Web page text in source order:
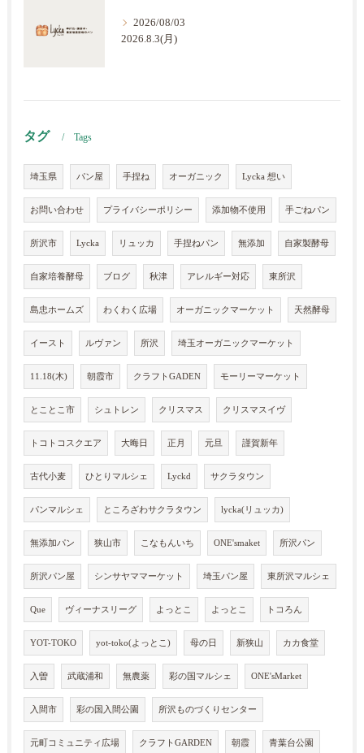
2026/08/03
2026.8.3(月)
タグ Tags
埼玉県 パン屋 手捏ね オーガニック Lycka 想い
お問い合わせ プライバシーポリシー 添加物不使用 手ごねパン
所沢市 Lycka リュッカ 手捏ねパン 無添加 自家製酵母
自家培養酵母 ブログ 秋津 アレルギー対応 東所沢
島忠ホームズ わくわく広場 オーガニックマーケット 天然酵母
イースト ルヴァン 所沢 埼玉オーガニックマーケット
11.18(木) 朝霞市 クラフトGADEN モーリーマーケット
とことこ市 シュトレン クリスマス クリスマスイヴ
トコトコスクエア 大晦日 正月 元旦 謹賀新年
古代小麦 ひとりマルシェ Lyckd サクラタウン
パンマルシェ ところざわサクラタウン lycka(リュッカ)
無添加パン 狭山市 こなもんいち ONE'smaket 所沢パン
所沢パン屋 シンサヤママーケット 埼玉パン屋 東所沢マルシェ
Que ヴィーナスリーグ よっとこ よっとこ トコろん
YOT-TOKO yot-toko(よっとこ) 母の日 新狭山 カカ食堂
入曽 武蔵浦和 無農薬 彩の国マルシェ ONE'sMarket
入間市 彩の国入間公園 所沢ものづくりセンター
元町コミュニティ広場 クラフトGARDEN 朝霞 青葉台公園